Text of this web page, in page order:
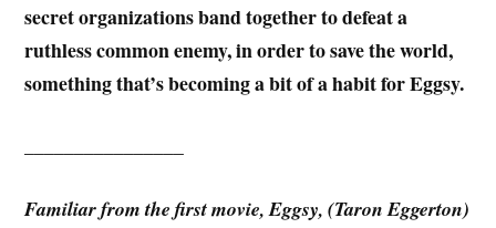
secret organizations band together to defeat a
ruthless common enemy, in order to save the world,
something that’s becoming a bit of a habit for Eggsy.
Familiar from the first movie, Eggsy, (Taron Eggerton)